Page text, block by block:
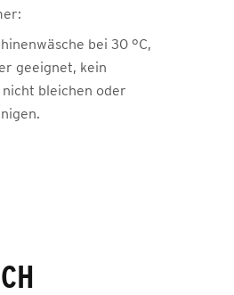
bei 30 °C,
geeignet, kein
nicht bleichen oder